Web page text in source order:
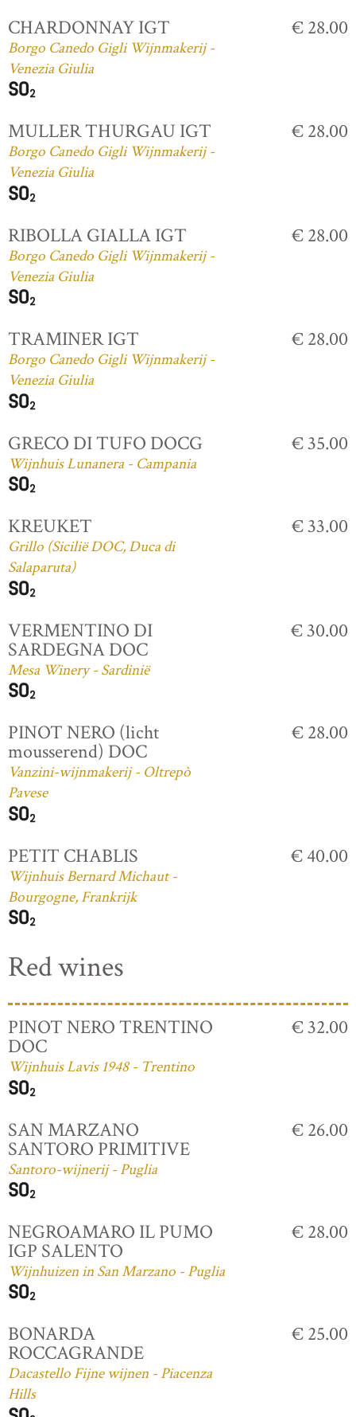
CHARDONNAY IGT
Borgo Canedo Gigli Wijnmakerij -
Venezia Giulia
€ 28.00
MULLER THURGAU IGT
Borgo Canedo Gigli Wijnmakerij -
Venezia Giulia
€ 28.00
RIBOLLA GIALLA IGT
Borgo Canedo Gigli Wijnmakerij -
Venezia Giulia
€ 28.00
TRAMINER IGT
Borgo Canedo Gigli Wijnmakerij -
Venezia Giulia
€ 28.00
GRECO DI TUFO DOCG
Wijnhuis Lunanera - Campania
€ 35.00
KREUKET
Grillo (Sicilië DOC, Duca di
Salaparuta)
€ 33.00
VERMENTINO DI
SARDEGNA DOC
Mesa Winery - Sardinië
€ 30.00
PINOT NERO (licht
mousserend) DOC
Vanzini-wijnmakerij - Oltrepò
Pavese
€ 28.00
PETIT CHABLIS
Wijnhuis Bernard Michaut -
Bourgogne, Frankrijk
€ 40.00
Red wines
PINOT NERO TRENTINO
DOC
Wijnhuis Lavis 1948 - Trentino
€ 32.00
SAN MARZANO
SANTORO PRIMITIVE
Santoro-wijnerij - Puglia
€ 26.00
NEGROAMARO IL PUMO
IGP SALENTO
Wijnhuizen in San Marzano - Puglia
€ 28.00
BONARDA
ROCCAGRANDE
Dacastello Fijne wijnen - Piacenza
Hills
€ 25.00